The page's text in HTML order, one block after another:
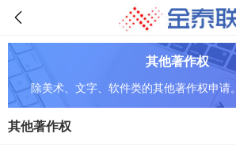
其他著作权
除美术、文字、软件类的其他著作权申请。
其他著作权